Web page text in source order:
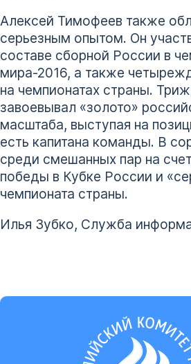
Алексей Тимофеев также
серьезным опытом. Он
составе сборной России в
мира-2016, а также
на чемпионатах страны.
завоевывал «золото»
масштаба, выступая на
есть капитана команды. В
среди смешанных пар на
победы в Кубке России и
чемпионата страны.
Илья Зубко, Служба